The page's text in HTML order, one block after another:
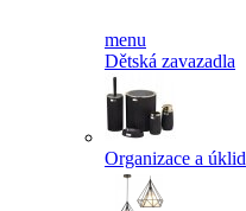
menu
Dětská zavazadla
Organizace a úklid